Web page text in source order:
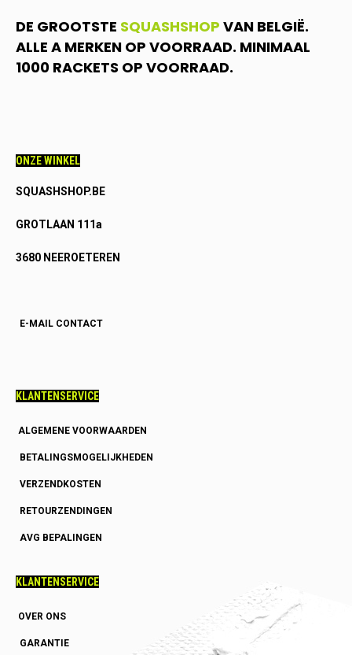
DE GROOTSTE SQUASHSHOP VAN BELGIË.
ALLE A MERKEN OP VOORRAAD. MINIMAAL
1000 RACKETS OP VOORRAAD.
ONZE WINKEL
SQUASHSHOP.BE
GROTLAAN 111a
3680 NEEROETEREN
E-MAIL CONTACT
KLANTENSERVICE
ALGEMENE VOORWAARDEN
BETALINGSMOGELIJKHEDEN
VERZENDKOSTEN
RETOURZENDINGEN
AVG BEPALINGEN
KLANTENSERVICE
OVER ONS
GARANTIE